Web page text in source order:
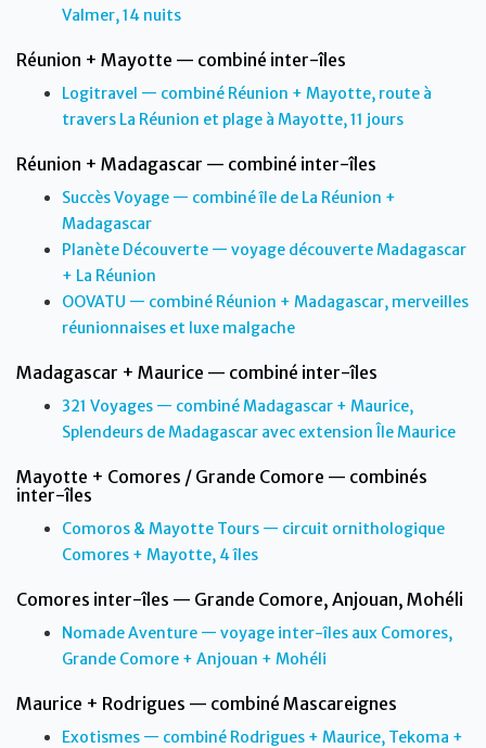
Valmer, 14 nuits
Réunion + Mayotte — combiné inter-îles
Logitravel — combiné Réunion + Mayotte, route à
travers La Réunion et plage à Mayotte, 11 jours
Réunion + Madagascar — combiné inter-îles
Succès Voyage — combiné île de La Réunion +
Madagascar
Planète Découverte — voyage découverte Madagascar
+ La Réunion
OOVATU — combiné Réunion + Madagascar, merveilles
réunionnaises et luxe malgache
Madagascar + Maurice — combiné inter-îles
321 Voyages — combiné Madagascar + Maurice,
Splendeurs de Madagascar avec extension Île Maurice
Mayotte + Comores / Grande Comore — combinés
inter-îles
Comoros & Mayotte Tours — circuit ornithologique
Comores + Mayotte, 4 îles
Comores inter-îles — Grande Comore, Anjouan, Mohéli
Nomade Aventure — voyage inter-îles aux Comores,
Grande Comore + Anjouan + Mohéli
Maurice + Rodrigues — combiné Mascareignes
Exotismes — combiné Rodrigues + Maurice, Tekoma +